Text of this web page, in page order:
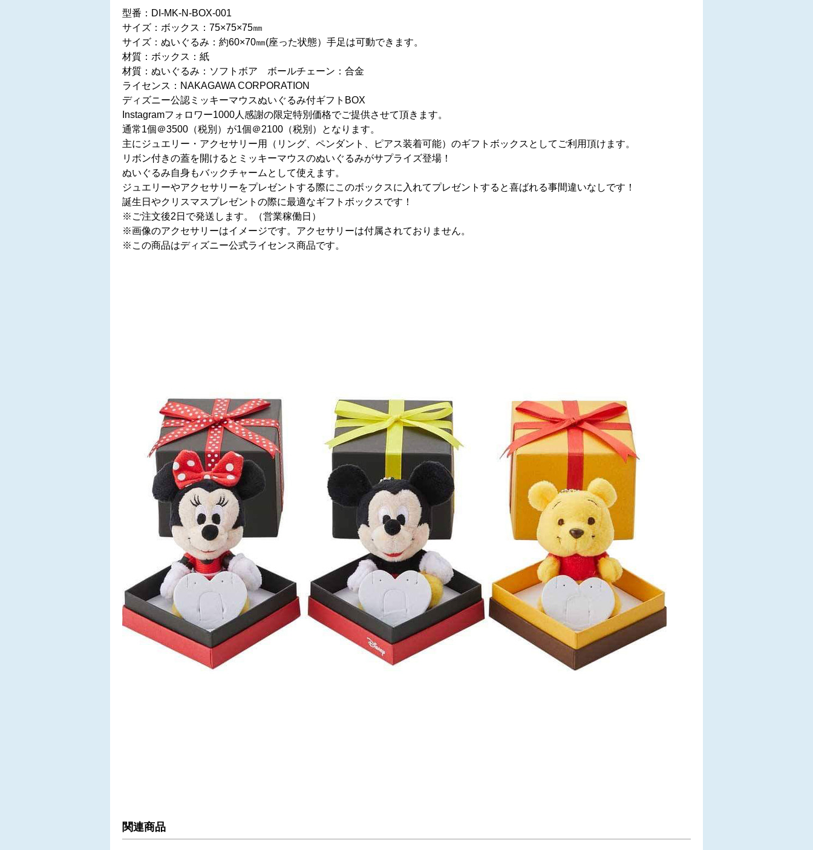
型番：DI-MK-N-BOX-001
サイズ：ボックス：75×75×75㎜
サイズ：ぬいぐるみ：約60×70㎜(座った状態）手足は可動できます。
材質：ボックス：紙
材質：ぬいぐるみ：ソフトボア ボールチェーン：合金
ライセンス：NAKAGAWA CORPORATION
ディズニー公認ミッキーマウスぬいぐるみ付ギフトBOX
Instagramフォロワー1000人感謝の限定特別価格でご提供させて頂きます。
通常1個＠3500（税別）が1個＠2100（税別）となります。
主にジュエリー・アクセサリー用（リング、ペンダント、ピアス装着可能）のギフトボックスとしてご利用頂けます。
リボン付きの蓋を開けるとミッキーマウスのぬいぐるみがサプライズ登場！
ぬいぐるみ自身もバックチャームとして使えます。
ジュエリーやアクセサリーをプレゼントする際にこのボックスに入れてプレゼントすると喜ばれる事間違いなしです！
誕生日やクリスマスプレゼントの際に最適なギフトボックスです！
※ご注文後2日で発送します。（営業稼働日）
※画像のアクセサリーはイメージです。アクセサリーは付属されておりません。
※この商品はディズニー公式ライセンス商品です。
関連商品